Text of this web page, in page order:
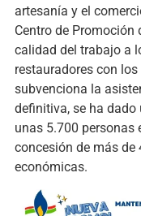
artesanía y el
Centro de Promoción
calidad del trabajo a
restauradores con
subvenciona la
definitiva, se ha dado
unas 5.700 personas
concesión de más de
económicas.